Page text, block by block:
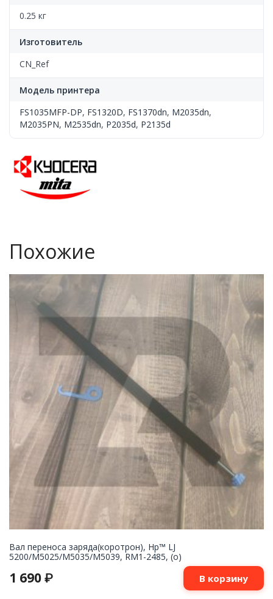
170,0.25 кг
Изготовитель
CN_Ref
Модель принтера
FS1035MFP-DP, FS1320D, FS1370dn, M2035dn,
M2035PN, M2535dn, P2035d, P2135d
Похожие
Вал переноса заряда(коротрон), Hp™ LJ
5200/M5025/M5035/M5039, RM1-2485, (о)
1 690 ₽ В корзину